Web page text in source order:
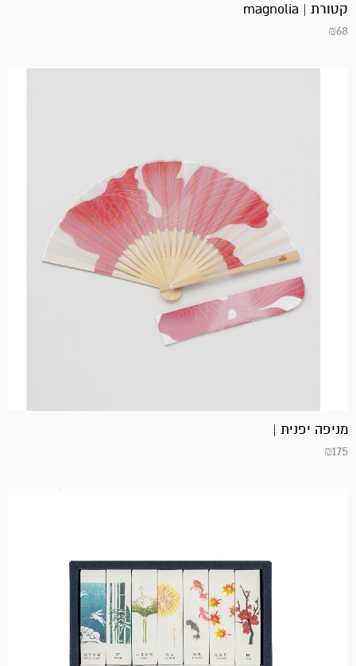
קטורת | magnolia
₪68
מניפה יפנית |
₪175